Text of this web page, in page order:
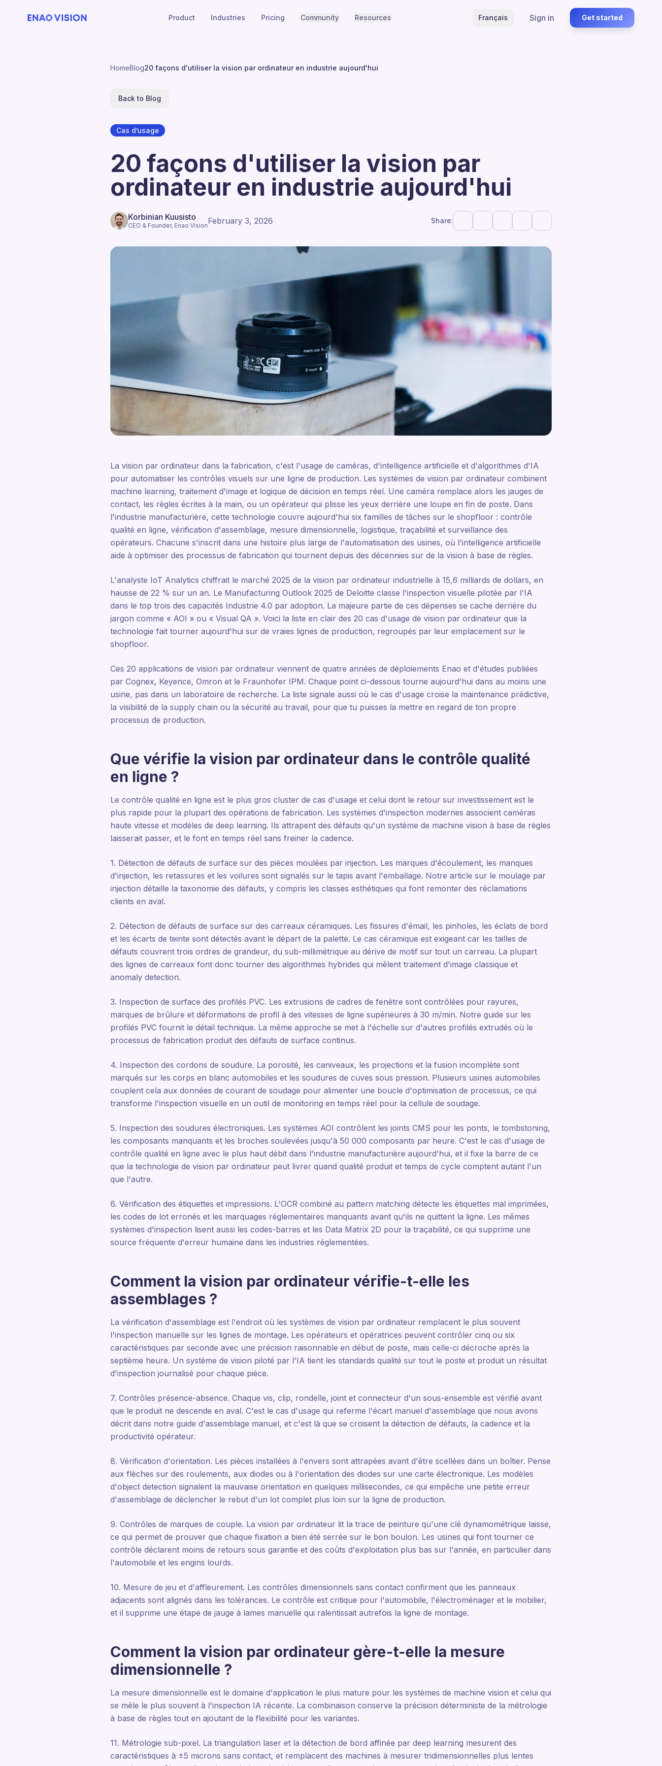
Product Industries Pricing Community Resources Français Sign in Get started
HomeBlog20 façons d'utiliser la vision par ordinateur en industrie aujourd'hui
Back to Blog
Cas d’usage
20 façons d'utiliser la vision par
ordinateur en industrie aujourd'hui
Korbinian Kuusisto
CEO & Founder, Enao VisionFebruary 3, 2026 Share:
La vision par ordinateur dans la fabrication, c'est l'usage de caméras, d'intelligence artificielle et d'algorithmes d'IA
pour automatiser les contrôles visuels sur une ligne de production. Les systèmes de vision par ordinateur combinent
machine learning, traitement d'image et logique de décision en temps réel. Une caméra remplace alors les jauges de
contact, les règles écrites à la main, ou un opérateur qui plisse les yeux derrière une loupe en fin de poste. Dans
l'industrie manufacturière, cette technologie couvre aujourd'hui six familles de tâches sur le shopfloor : contrôle
qualité en ligne, vérification d'assemblage, mesure dimensionnelle, logistique, traçabilité et surveillance des
opérateurs. Chacune s'inscrit dans une histoire plus large de l'automatisation des usines, où l'intelligence artificielle
aide à optimiser des processus de fabrication qui tournent depuis des décennies sur de la vision à base de règles.
L'analyste IoT Analytics chiffrait le marché 2025 de la vision par ordinateur industrielle à 15,6 milliards de dollars, en
hausse de 22 % sur un an. Le Manufacturing Outlook 2025 de Deloitte classe l'inspection visuelle pilotée par l'IA
dans le top trois des capacités Industrie 4.0 par adoption. La majeure partie de ces dépenses se cache derrière du
jargon comme « AOI » ou « Visual QA ». Voici la liste en clair des 20 cas d'usage de vision par ordinateur que la
technologie fait tourner aujourd'hui sur de vraies lignes de production, regroupés par leur emplacement sur le
shopfloor.
Ces 20 applications de vision par ordinateur viennent de quatre années de déploiements Enao et d'études publiées
par Cognex, Keyence, Omron et le Fraunhofer IPM. Chaque point ci-dessous tourne aujourd'hui dans au moins une
usine, pas dans un laboratoire de recherche. La liste signale aussi où le cas d'usage croise la maintenance prédictive,
la visibilité de la supply chain ou la sécurité au travail, pour que tu puisses la mettre en regard de ton propre
processus de production.
Que vérifie la vision par ordinateur dans le contrôle qualité
en ligne ?
Le contrôle qualité en ligne est le plus gros cluster de cas d'usage et celui dont le retour sur investissement est le
plus rapide pour la plupart des opérations de fabrication. Les systèmes d'inspection modernes associent caméras
haute vitesse et modèles de deep learning. Ils attrapent des défauts qu'un système de machine vision à base de règles
laisserait passer, et le font en temps réel sans freiner la cadence.
1. Détection de défauts de surface sur des pièces moulées par injection. Les marques d'écoulement, les manques
d'injection, les retassures et les voilures sont signalés sur le tapis avant l'emballage. Notre article sur le moulage par
injection détaille la taxonomie des défauts, y compris les classes esthétiques qui font remonter des réclamations
clients en aval.
2. Détection de défauts de surface sur des carreaux céramiques. Les fissures d'émail, les pinholes, les éclats de bord
et les écarts de teinte sont détectés avant le départ de la palette. Le cas céramique est exigeant car les tailles de
défauts couvrent trois ordres de grandeur, du sub-millimétrique au dérive de motif sur tout un carreau. La plupart
des lignes de carreaux font donc tourner des algorithmes hybrides qui mêlent traitement d'image classique et
anomaly detection.
3. Inspection de surface des profilés PVC. Les extrusions de cadres de fenêtre sont contrôlées pour rayures,
marques de brûlure et déformations de profil à des vitesses de ligne supérieures à 30 m/min. Notre guide sur les
profilés PVC fournit le détail technique. La même approche se met à l'échelle sur d'autres profilés extrudés où le
processus de fabrication produit des défauts de surface continus.
4. Inspection des cordons de soudure. La porosité, les caniveaux, les projections et la fusion incomplète sont
marqués sur les corps en blanc automobiles et les soudures de cuves sous pression. Plusieurs usines automobiles
couplent cela aux données de courant de soudage pour alimenter une boucle d'optimisation de processus, ce qui
transforme l'inspection visuelle en un outil de monitoring en temps réel pour la cellule de soudage.
5. Inspection des soudures électroniques. Les systèmes AOI contrôlent les joints CMS pour les ponts, le tombstoning,
les composants manquants et les broches soulevées jusqu'à 50 000 composants par heure. C'est le cas d'usage de
contrôle qualité en ligne avec le plus haut débit dans l'industrie manufacturière aujourd'hui, et il fixe la barre de ce
que la technologie de vision par ordinateur peut livrer quand qualité produit et temps de cycle comptent autant l'un
que l'autre.
6. Vérification des étiquettes et impressions. L'OCR combiné au pattern matching détecte les étiquettes mal imprimées,
les codes de lot erronés et les marquages réglementaires manquants avant qu'ils ne quittent la ligne. Les mêmes
systèmes d'inspection lisent aussi les codes-barres et les Data Matrix 2D pour la traçabilité, ce qui supprime une
source fréquente d'erreur humaine dans les industries réglementées.
Comment la vision par ordinateur vérifie-t-elle les
assemblages ?
La vérification d'assemblage est l'endroit où les systèmes de vision par ordinateur remplacent le plus souvent
l'inspection manuelle sur les lignes de montage. Les opérateurs et opératrices peuvent contrôler cinq ou six
caractéristiques par seconde avec une précision raisonnable en début de poste, mais celle-ci décroche après la
septième heure. Un système de vision piloté par l'IA tient les standards qualité sur tout le poste et produit un résultat
d'inspection journalisé pour chaque pièce.
7. Contrôles présence-absence. Chaque vis, clip, rondelle, joint et connecteur d'un sous-ensemble est vérifié avant
que le produit ne descende en aval. C'est le cas d'usage qui referme l'écart manuel d'assemblage que nous avons
décrit dans notre guide d'assemblage manuel, et c'est là que se croisent la détection de défauts, la cadence et la
productivité opérateur.
8. Vérification d'orientation. Les pièces installées à l'envers sont attrapées avant d'être scellées dans un boîtier. Pense
aux flèches sur des roulements, aux diodes ou à l'orientation des diodes sur une carte électronique. Les modèles
d'object detection signalent la mauvaise orientation en quelques millisecondes, ce qui empêche une petite erreur
d'assemblage de déclencher le rebut d'un lot complet plus loin sur la ligne de production.
9. Contrôles de marques de couple. La vision par ordinateur lit la trace de peinture qu'une clé dynamométrique laisse,
ce qui permet de prouver que chaque fixation a bien été serrée sur le bon boulon. Les usines qui font tourner ce
contrôle déclarent moins de retours sous garantie et des coûts d'exploitation plus bas sur l'année, en particulier dans
l'automobile et les engins lourds.
10. Mesure de jeu et d'affleurement. Les contrôles dimensionnels sans contact confirment que les panneaux
adjacents sont alignés dans les tolérances. Le contrôle est critique pour l'automobile, l'électroménager et le mobilier,
et il supprime une étape de jauge à lames manuelle qui ralentissait autrefois la ligne de montage.
Comment la vision par ordinateur gère-t-elle la mesure
dimensionnelle ?
La mesure dimensionnelle est le domaine d'application le plus mature pour les systèmes de machine vision et celui qui
se mêle le plus souvent à l'inspection IA récente. La combinaison conserve la précision déterministe de la métrologie
à base de règles tout en ajoutant de la flexibilité pour les variantes.
11. Métrologie sub-pixel. La triangulation laser et la détection de bord affinée par deep learning mesurent des
caractéristiques à ±5 microns sans contact, et remplacent des machines à mesurer tridimensionnelles plus lentes